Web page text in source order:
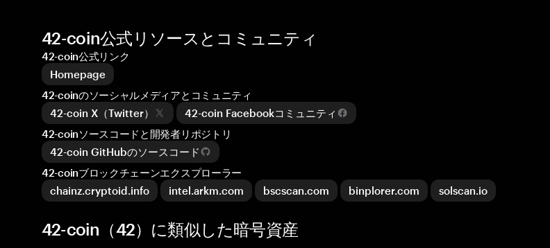
42-coin公式リソースとコミュニティ
42-coin公式リンク
Homepage
42-coinのソーシャルメディアとコミュニティ
42-coin X（Twitter）
42-coin Facebookコミュニティ
42-coinソースコードと開発者リポジトリ
42-coin GitHubのソースコード
42-coinブロックチェーンエクスプローラー
chainz.cryptoid.info
intel.arkm.com bscscan.com binplorer.com solscan.io
42-coin（42）に類似した暗号資産